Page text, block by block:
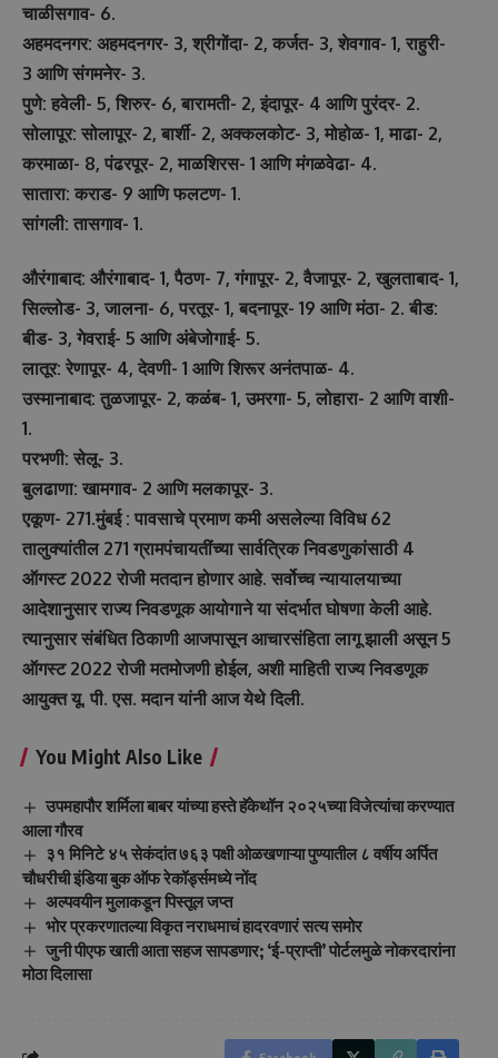
चाळीसगाव- 6.
अहमदनगर: अहमदनगर- 3, श्रीगोंदा- 2, कर्जत- 3, शेवगाव- 1, राहुरी-
3 आणि संगमनेर- 3.
पुणे: हवेली- 5, शिरुर- 6, बारामती- 2, इंदापूर- 4 आणि पुरंदर- 2.
सोलापूर: सोलापूर- 2, बार्शी- 2, अक्कलकोट- 3, मोहोळ- 1, माढा- 2,
करमाळा- 8, पंढरपूर- 2, माळशिरस- 1 आणि मंगळवेढा- 4.
सातारा: कराड- 9 आणि फलटण- 1.
सांगली: तासगाव- 1.
औरंगाबाद: औरंगाबाद- 1, पैठण- 7, गंगापूर- 2, वैजापूर- 2, खुलताबाद- 1,
सिल्लोड- 3, जालना- 6, परतूर- 1, बदनापूर- 19 आणि मंठा- 2. बीड:
बीड- 3, गेवराई- 5 आणि अंबेजोगाई- 5.
लातूर: रेणापूर- 4, देवणी- 1 आणि शिरूर अनंतपाळ- 4.
उस्मानाबाद: तुळजापूर- 2, कळंब- 1, उमरगा- 5, लोहारा- 2 आणि वाशी-
1.
परभणी: सेलू- 3.
बुलढाणा: खामगाव- 2 आणि मलकापूर- 3.
एकूण- 271.मुंबई : पावसाचे प्रमाण कमी असलेल्या विविध 62
तालुक्यांतील 271 ग्रामपंचायतींच्या सार्वत्रिक निवडणुकांसाठी 4
ऑगस्ट 2022 रोजी मतदान होणार आहे. सर्वोच्च न्यायालयाच्या
आदेशानुसार राज्य निवडणूक आयोगाने या संदर्भात घोषणा केली आहे.
त्यानुसार संबंधित ठिकाणी आजपासून आचारसंहिता लागू झाली असून 5
ऑगस्ट 2022 रोजी मतमोजणी होईल, अशी माहिती राज्य निवडणूक
आयुक्त यू. पी. एस. मदान यांनी आज येथे दिली.
You Might Also Like
उपमहापौर शर्मिला बाबर यांच्या हस्ते हॅकेथॉन २०२५च्या विजेत्यांचा करण्यात
आला गौरव
३१ मिनिटे ४५ सेकंदांत ७६३ पक्षी ओळखणाऱ्या पुण्यातील ८ वर्षीय अर्पित
चौधरीची इंडिया बुक ऑफ रेकॉर्ड्समध्ये नोंद
अल्पवयीन मुलाकडून पिस्तूल जप्त
भोर प्रकरणातल्या विकृत नराधमाचं हादरवणारं सत्य समोर
जुनी पीएफ खाती आता सहज सापडणार; ‘ई-प्राप्ती’ पोर्टलमुळे नोकरदारांना
मोठा दिलासा